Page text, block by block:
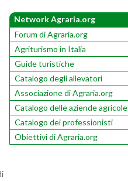
Network Agraria.org
Forum di Agraria.org
Agriturismo in Italia
Guide turistiche
Catalogo degli allevatori
Associazione di Agraria.org
Catalogo delle aziende agricole
Catalogo dei professionisti
Obiettivi di Agraria.org